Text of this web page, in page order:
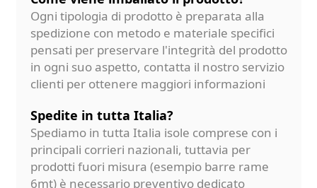
Ogni tipologia di prodotto è preparata alla
spedizione con metodo e materiale specifici
pensati per preservare l'integrità del prodotto
in ogni suo aspetto, contatta il nostro servizio
clienti per ottenere maggiori informazioni
Spedite in tutta Italia?
Spediamo in tutta Italia isole comprese con i
principali corrieri nazionali, tuttavia per
prodotti fuori misura (esempio barre rame
6mt) è necessario preventivo dedicato